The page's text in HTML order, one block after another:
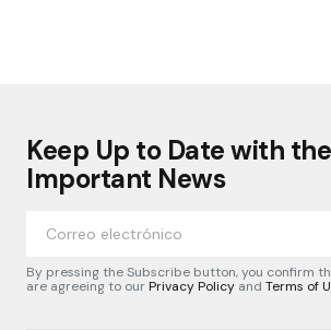
Keep Up to Date with
Important News
By pressing the Subscribe button, you confirm
are agreeing to ourPrivacy Policy and Terms of